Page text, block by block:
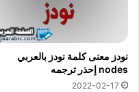
نودز معنى كلمة نودز بالعربي
nodes إحذر ترجمه
2022-02-17